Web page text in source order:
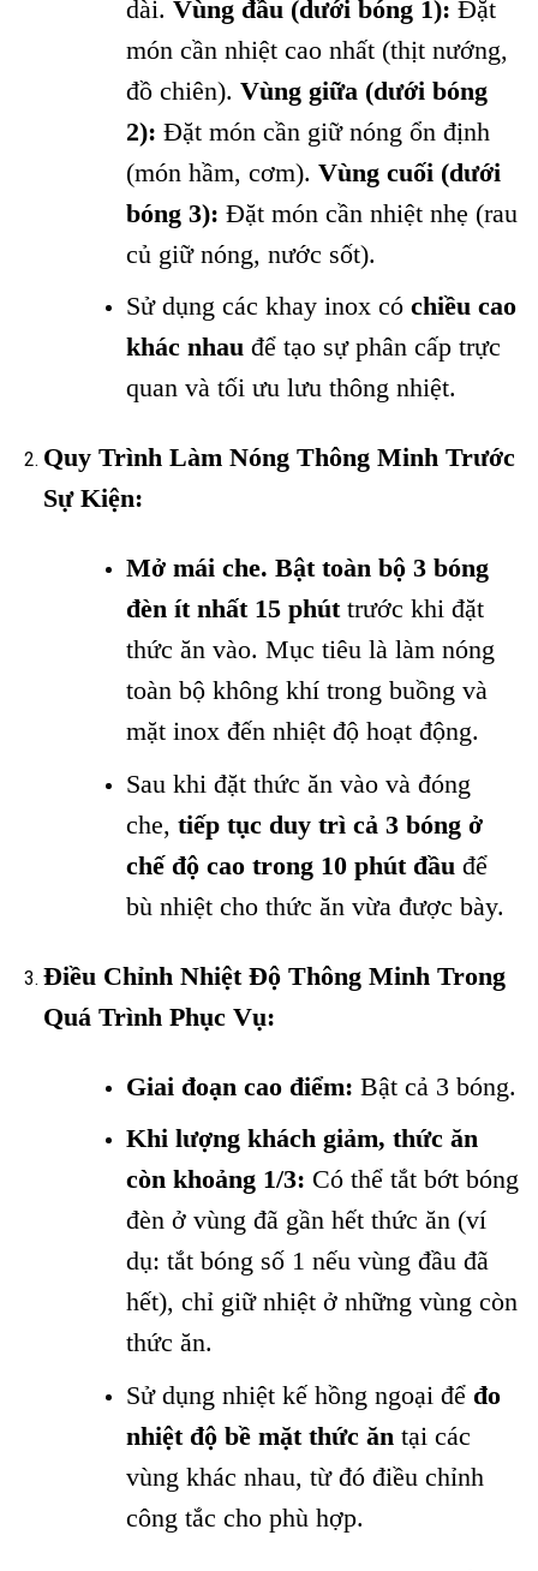
dài. Vùng đầu (dưới bóng 1): Đặt
món cần nhiệt cao nhất (thịt nướng,
đồ chiên). Vùng giữa (dưới bóng
2): Đặt món cần giữ nóng ổn định
(món hầm, cơm). Vùng cuối (dưới
bóng 3): Đặt món cần nhiệt nhẹ (rau
củ giữ nóng, nước sốt).
Sử dụng các khay inox có chiều cao
khác nhauđể tạo sự phân cấp trực
quan và tối ưu lưu thông nhiệt.
Quy Trình Làm Nóng Thông Minh Trước
Sự Kiện:
Mở mái che. Bật toàn bộ 3 bóng
đèn ít nhất 15 phúttrước khi đặt
thức ăn vào. Mục tiêu là làm nóng
toàn bộ không khí trong buồng và
mặt inox đến nhiệt độ hoạt động.
Sau khi đặt thức ăn vào và đóng
che, tiếp tục duy trì cả 3 bóng ở
chế độ cao trong 10 phút đầu để
bù nhiệt cho thức ăn vừa được bày.
Điều Chỉnh Nhiệt Độ Thông Minh Trong
Quá Trình Phục Vụ:
Giai đoạn cao điểm: Bật cả 3 bóng.
Khi lượng khách giảm, thức ăn
còn khoảng 1/3: Có thể tắt bớt bóng
đèn ở vùng đã gần hết thức ăn (ví
dụ: tắt bóng số 1 nếu vùng đầu đã
hết), chỉ giữ nhiệt ở những vùng còn
thức ăn.
Sử dụng nhiệt kế hồng ngoại để đo
nhiệt độ bề mặt thức ăntại các
vùng khác nhau, từ đó điều chỉnh
công tắc cho phù hợp.